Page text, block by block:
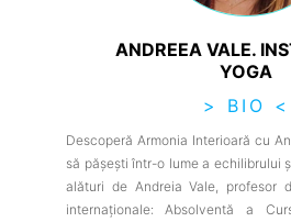
ANDREEA VALE.
YOGA
> BIO <
Descoperă Armonia Interioară cu Andreea
să pășești într-o lume a echilibrului
alături de Andreia Vale, profesor
internaționale: Absolventă a Cursului de Formare a